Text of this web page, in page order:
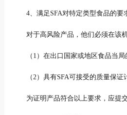
4、满足SFA对特定类型食品的要
对于高风险产品，他们必须在该
（1）在出口国家或地区食品当
（2）具有SFA可接受的质量保证
为证明产品符合以上要求，应提